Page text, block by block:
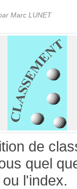
Marc LUNET
de
quel
ou l'index.